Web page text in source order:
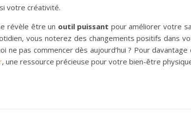
votre créativité.
révèle être un outil puissant pour améliorer votre
vous noterez des changements positifs dans
ne pas commencer dès aujourd’hui ? Pour
, une ressource précieuse pour votre bien-être